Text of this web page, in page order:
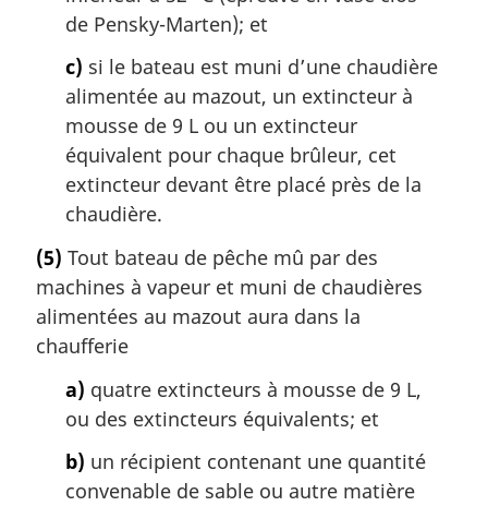
de Pensky-Marten); et
c) si le bateau est muni d’une chaudière
alimentée au mazout, un extincteur à
mousse de 9 L ou un extincteur
équivalent pour chaque brûleur, cet
extincteur devant être placé près de la
chaudière.
(5) Tout bateau de pêche mû par des
machines à vapeur et muni de chaudières
alimentées au mazout aura dans la
chaufferie
a) quatre extincteurs à mousse de 9 L,
ou des extincteurs équivalents; et
b) un récipient contenant une quantité
convenable de sable ou autre matière